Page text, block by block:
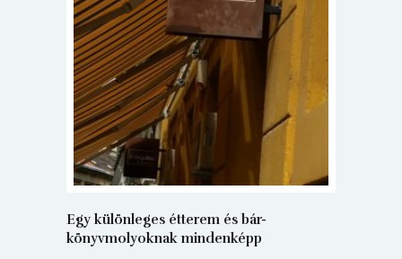
Egy különleges étterem és bár-
könyvmolyoknak mindenképp